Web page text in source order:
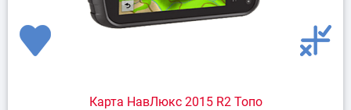
Карта НавЛюкс 2015 R2 Топо